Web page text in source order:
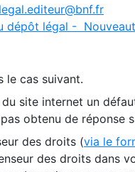
dépôt légal -
le cas suivant.
site internet un
obtenu de réponse
des droits (via le
des droits dans